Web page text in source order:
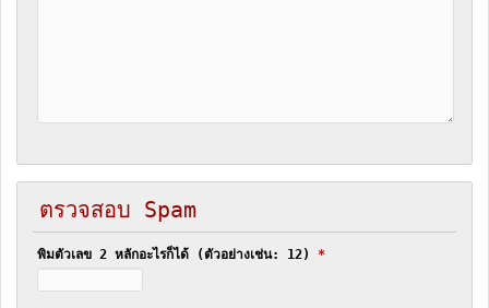
ตรวจสอบ Spam
พิมตัวเลข 2 หลักอะไรก็ได้ (ตัวอย่างเช่น: 12) *